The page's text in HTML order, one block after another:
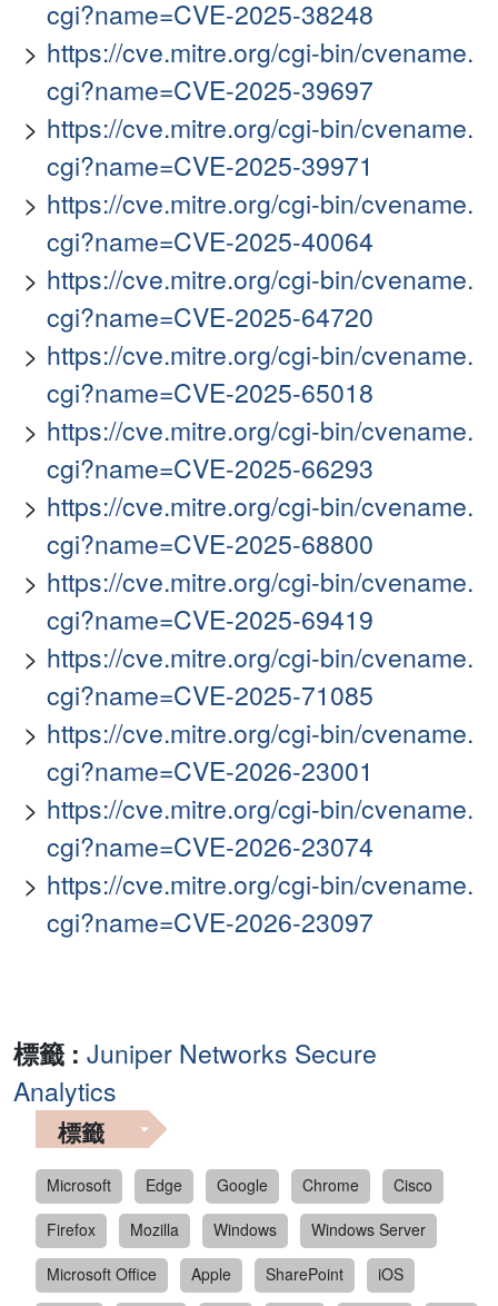
cgi?name=CVE-2025-38248
https://cve.mitre.org/cgi-bin/cvename.
cgi?name=CVE-2025-39697
https://cve.mitre.org/cgi-bin/cvename.
cgi?name=CVE-2025-39971
https://cve.mitre.org/cgi-bin/cvename.
cgi?name=CVE-2025-40064
https://cve.mitre.org/cgi-bin/cvename.
cgi?name=CVE-2025-64720
https://cve.mitre.org/cgi-bin/cvename.
cgi?name=CVE-2025-65018
https://cve.mitre.org/cgi-bin/cvename.
cgi?name=CVE-2025-66293
https://cve.mitre.org/cgi-bin/cvename.
cgi?name=CVE-2025-68800
https://cve.mitre.org/cgi-bin/cvename.
cgi?name=CVE-2025-69419
https://cve.mitre.org/cgi-bin/cvename.
cgi?name=CVE-2025-71085
https://cve.mitre.org/cgi-bin/cvename.
cgi?name=CVE-2026-23001
https://cve.mitre.org/cgi-bin/cvename.
cgi?name=CVE-2026-23074
https://cve.mitre.org/cgi-bin/cvename.
cgi?name=CVE-2026-23097
標籤 : Juniper Networks Secure
Analytics
標籤
Microsoft Edge Google Chrome
Cisco
Firefox
Mozilla Windows
Windows Server
Microsoft Office
Apple SharePoint
iOS